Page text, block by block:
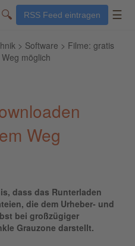
🔍 RSS Feed eintragen ☰
> Software > Filme: gratis
möglich
Weg
dass das Runterladen
die dem Urheber- und
bei großzügiger
Grauzone darstellt.